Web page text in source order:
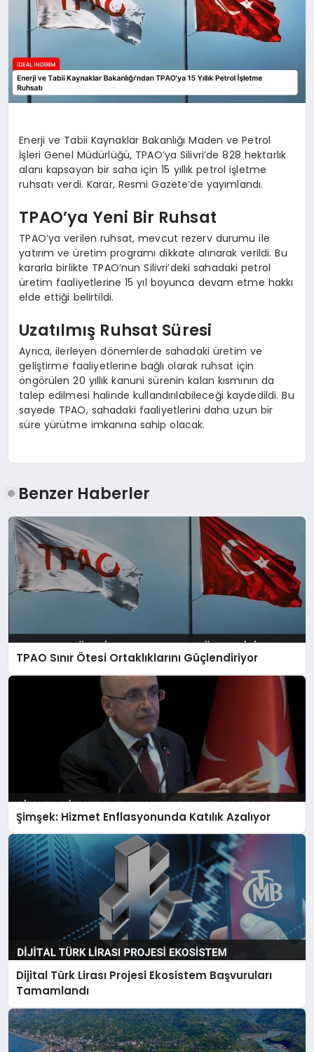
Enerji ve Tabii Kaynaklar Bakanlığı Maden ve Petrol
İşleri Genel Müdürlüğü, TPAO’ya Silivri’de 828 hektarlık
alanı kapsayan bir saha için 15 yıllık petrol işletme
ruhsatı verdi. Karar, Resmi Gazete’de yayımlandı.
TPAO’ya Yeni Bir Ruhsat
TPAO’ya verilen ruhsat, mevcut rezerv durumu ile
yatırım ve üretim programı dikkate alınarak verildi. Bu
kararla birlikte TPAO’nun Silivri’deki sahadaki petrol
üretim faaliyetlerine 15 yıl boyunca devam etme hakkı
elde ettiği belirtildi.
Uzatılmış Ruhsat Süresi
Ayrıca, ilerleyen dönemlerde sahadaki üretim ve
geliştirme faaliyetlerine bağlı olarak ruhsat için
öngörülen 20 yıllık kanuni sürenin kalan kısmının da
talep edilmesi halinde kullandırılabileceği kaydedildi. Bu
sayede TPAO, sahadaki faaliyetlerini daha uzun bir
süre yürütme imkanına sahip olacak.
Benzer Haberler
TPAO Sınır Ötesi Ortaklıklarını Güçlendiriyor
Şimşek: Hizmet Enflasyonunda Katılık Azalıyor
Dijital Türk Lirası Projesi Ekosistem Başvuruları
Tamamlandı